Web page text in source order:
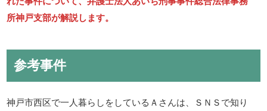
所神戸支部が解説します。
参考事件
神戸市西区で一人暮らしをしているＡさんは、ＳＮＳで知り